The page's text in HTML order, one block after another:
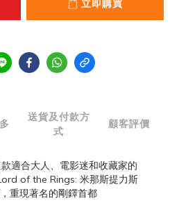
立即購買
送貨及付款方
式
顧客評價
適合大人、電影迷和收藏家的
of the Rings: 米那斯提力斯
重現著名的剛鐸首都